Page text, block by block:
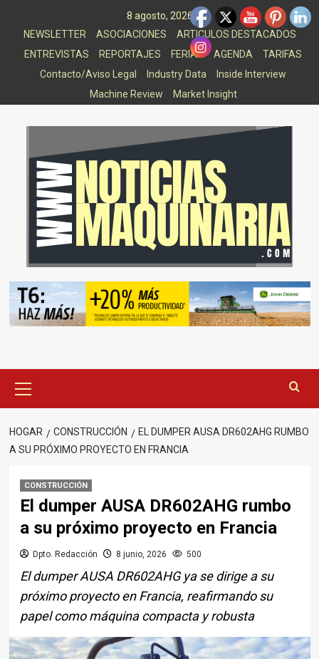
8 agosto, 2026
NEWSLETTER
ASOCIACIONES
ARTICULOS DESTACADOS
ENTREVISTAS
REPORTAJES FERIAS AGENDA
TARIFAS
Contacto/Aviso Legal
Industry Data
Inside Interview
Machine Review
Market Insight
principal
HOGAR CONSTRUCCIÓN
EL DUMPER AUSA DR602AHG RUMBO
A SU PRÓXIMO PROYECTO EN FRANCIA
CONSTRUCCIÓN
El dumper AUSA DR602AHG rumbo
a su próximo proyecto en Francia
Dpto. Redacción 8 junio, 2026 500
El dumper AUSA DR602AHG ya se dirige a su
próximo proyecto en Francia, reafirmando su
papel como máquina compacta y robusta